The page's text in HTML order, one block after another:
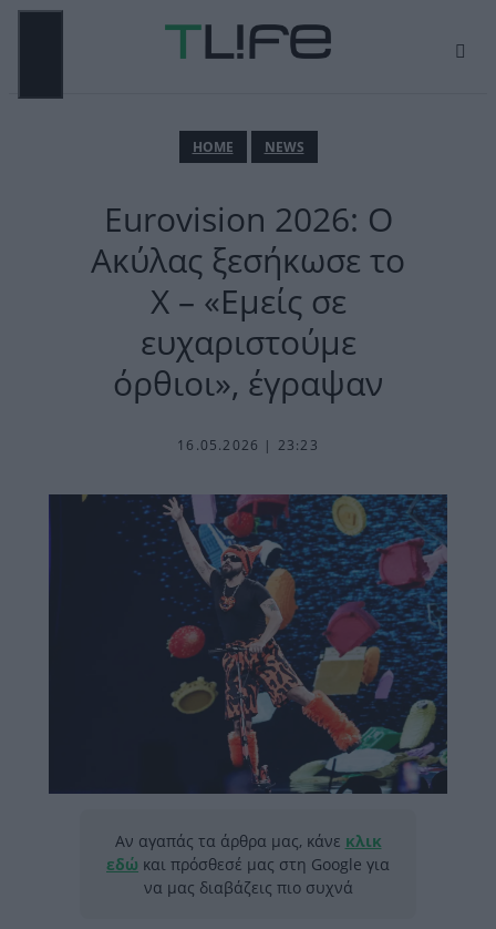
Μετάβαση
ΗΟΜΕ NEWS
Eurovision 2026: Ο
Ακύλας ξεσήκωσε το
X – «Εμείς σε
ευχαριστούμε
όρθιοι», έγραψαν
16.05.2026 | 23:23
Αν αγαπάς τα άρθρα μας, κάνε κλικ
εδώ και πρόσθεσέ μας στη Google για
να μας διαβάζεις πιο συχνά